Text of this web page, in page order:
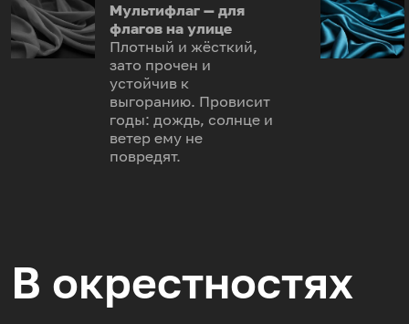
Мультифлаг — для
флагов на улице
Плотный и жёсткий,
зато прочен и
устойчив к
выгоранию. Провисит
годы: дождь, солнце и
ветер ему не
повредят.
В окрестностях